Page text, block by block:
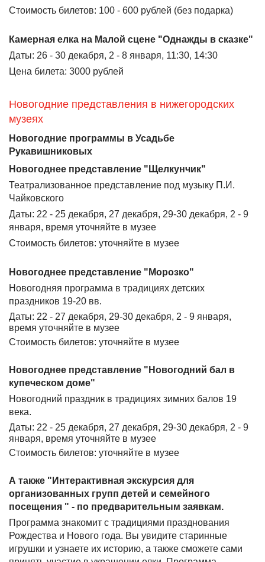
Стоимость билетов: 100 - 600 рублей (без подарка)
Камерная елка на Малой сцене "Однажды в сказке"
Даты: 26 - 30 декабря, 2 - 8 января, 11:30, 14:30
Цена билета: 3000 рублей
Новогодние представления в нижегородских
музеях
Новогодние программы в Усадьбе
Рукавишниковых
Новогоднее представление "Щелкунчик"
Театрализованное представление под музыку П.И.
Чайковского
Даты: 22 - 25 декабря, 27 декабря, 29-30 декабря, 2 - 9
января, время уточняйте в музее
Стоимость билетов: уточняйте в музее
Новогоднее представление "Морозко"
Новогодняя программа в традициях детских
праздников 19-20 вв.
Даты: 22 - 27 декабря, 29-30 декабря, 2 - 9 января,
время уточняйте в музее
Стоимость билетов: уточняйте в музее
Новогоднее представление "Новогодний бал в
купеческом доме"
Новогодний праздник в традициях зимних балов 19
века.
Даты: 22 - 25 декабря, 27 декабря, 29-30 декабря, 2 - 9
января, время уточняйте в музее
Стоимость билетов: уточняйте в музее
А также "Интерактивная экскурсия для
организованных групп детей и семейного
посещения " - по предварительным заявкам.
Программа знакомит с традициями празднования
Рождества и Нового года. Вы увидите старинные
игрушки и узнаете их историю, а также сможете сами